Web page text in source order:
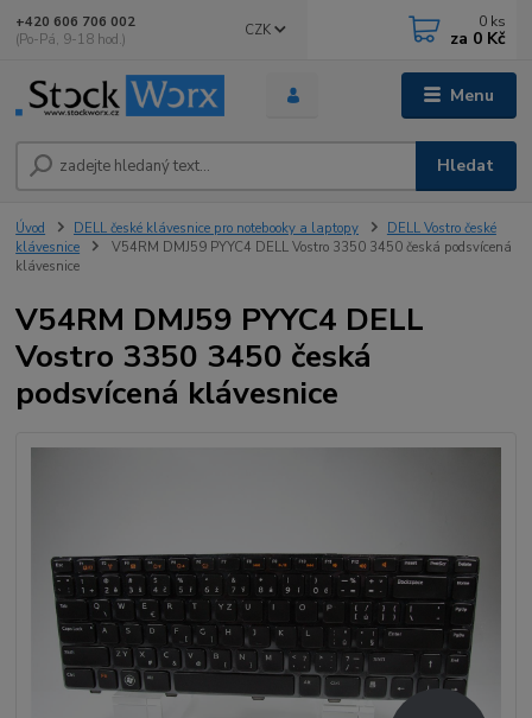
Menu
CZK
Hledat
+420 606 706 002
(Po-Pá, 9-18 hod.)
0 ks
za 0 Kč
Úvod DELL české klávesnice pro notebooky a laptopy
DELL Vostro české
klávesnice
V54RM DMJ59 PYYC4 DELL Vostro 3350 3450 česká podsvícená
klávesnice
V54RM DMJ59 PYYC4 DELL
Vostro 3350 3450 česká
podsvícená klávesnice